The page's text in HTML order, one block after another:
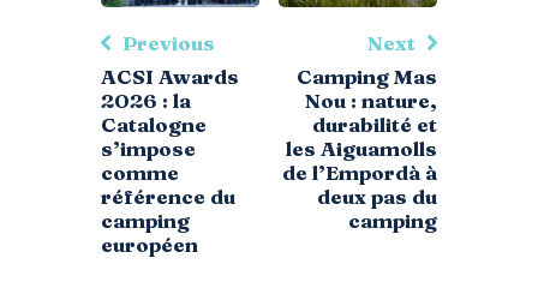
Previous
ACSI Awards
2026 : la
Catalogne
s’impose
comme
référence du
camping
européen
Next
Camping Mas
Nou : nature,
durabilité et
les Aiguamolls
de l’Empordà à
deux pas du
camping